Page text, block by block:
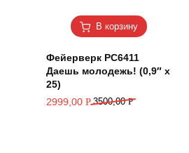
В корзину
Фейерверк РС6411
Даешь молодежь! (0,9″ х
25)
3500,00Р
2999,00 Р